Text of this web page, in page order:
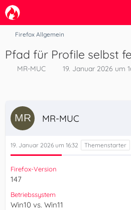
Firefox Allgemein
Pfad für Profile selbst
MR-MUC 19. Januar 2026 um
MR-MUC
19. Januar 2026 um 16:32
Firefox-Version
147
Betriebssystem
Win10 vs. Win11